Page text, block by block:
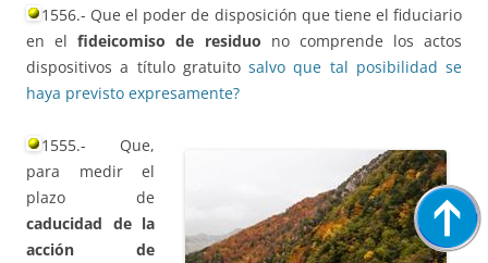
1556.- Que el poder de disposición que tiene el fiduciario
en elfideicomiso de residuo no comprende los actos
dispositivos a título gratuito salvo que tal posibilidad se
haya previsto expresamente?
1555.- Que,
para medir el
plazo de
caducidad de la
acción de